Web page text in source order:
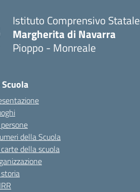
Istituto Comprensivo Statale
Margherita di Navarra
Pioppo - Monreale
Scuola
della Scuola
della scuola